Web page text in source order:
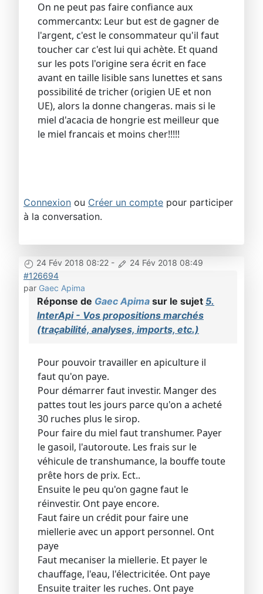
On ne peut pas faire confiance aux
commercantx: Leur but est de gagner de
l'argent, c'est le consommateur qu'il faut
toucher car c'est lui qui achète. Et quand
sur les pots l'origine sera écrit en face
avant en taille lisible sans lunettes et sans
possibilité de tricher (origien UE et non
UE), alors la donne changeras. mais si le
miel d'acacia de hongrie est meilleur que
le miel francais et moins cher!!!!!
Connexion ou Créer un compte pour participer
à la conversation.
24 Fév 2018 08:22 -
24 Fév 2018 08:49
#126694
par Gaec Apima
Réponse de Gaec Apima sur le sujet 5.
InterApi - Vos propositions marchés
(traçabilité, analyses, imports, etc.)
Pour pouvoir travailler en apiculture il
faut qu'on paye.
Pour démarrer faut investir. Manger des
pattes tout les jours parce qu'on a acheté
30 ruches plus le sirop.
Pour faire du miel faut transhumer. Payer
le gasoil, l'autoroute. Les frais sur le
véhicule de transhumance, la bouffe toute
prête hors de prix. Ect..
Ensuite le peu qu'on gagne faut le
réinvestir. Ont paye encore.
Faut faire un crédit pour faire une
miellerie avec un apport personnel. Ont
paye
Faut mecaniser la miellerie. Et payer le
chauffage, l'eau, l'électricitée. Ont paye
Ensuite traiter les ruches. Ont paye